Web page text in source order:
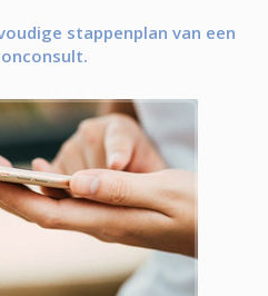
stappenplan van een